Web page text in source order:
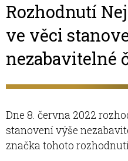
Rozhodnutí
ve věci
nezabavitelné
Dne 8. června 2022
stanovení výše
značka tohoto